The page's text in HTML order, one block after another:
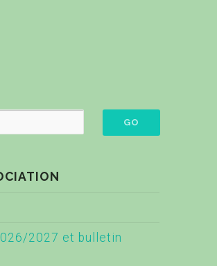
2027 et bulletin